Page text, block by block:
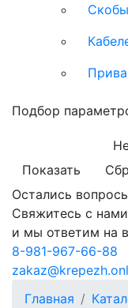
Подбор
Показать
Остались
Свяжитесь с нами
и мы ответим на
8-981-967-66-88
Главная